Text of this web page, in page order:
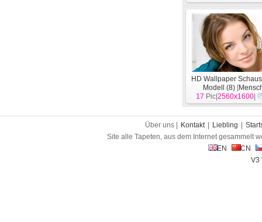
HD Wallpaper
Modell (8) [
17 Pic|2560x1600
Über uns | Kontakt Liebling
Site alle Tapeten, aus dem Internet gesammelt
EN
CN
V3